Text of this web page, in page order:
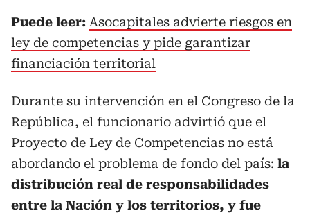
Puede leer: Asocapitales advierte riesgos en
ley de competencias y pide garantizar
financiación territorial
Durante su intervención en el Congreso de la
República, el funcionario advirtió que el
Proyecto de Ley de Competencias no está
abordando el problema de fondo del país: la
distribución real de responsabilidades
entre la Nación y los territorios, y fue